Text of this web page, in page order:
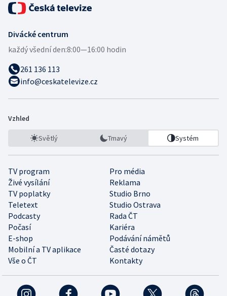
Divácké centrum
každý všední den:8:00—16:00 hodin
261 136 113
info@ceskatelevize.cz
Vzhled
Světlý Tmavý Systém
TV program
Pro média
Živé vysílání
Reklama
TV poplatky
Studio Brno
Teletext
Studio Ostrava
Podcasty
Rada ČT
Počasí
Kariéra
E-shop
Podávání námětů
Mobilní a TV aplikace
Časté dotazy
Vše o ČT
Kontakty